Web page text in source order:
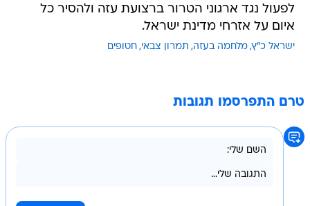
לפעול נגד ארגוני הטרור ברצועת עזה ולהסיר כל
איום על אזרחי מדינת ישראל.
ישראל כ"ץ מלחמה בעזה תמרון צבאי חטופים
טרם התפרסמו תגובות